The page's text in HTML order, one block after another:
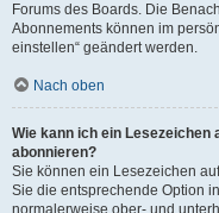
Forums des Boards. Die
Abonnements können im
einstellen“ geändert werden.
Nach oben
Wie kann ich ein Lesezeichen
abonnieren?
Sie können ein Lesezeichen
Sie die entsprechende Option
normalerweise ober- und